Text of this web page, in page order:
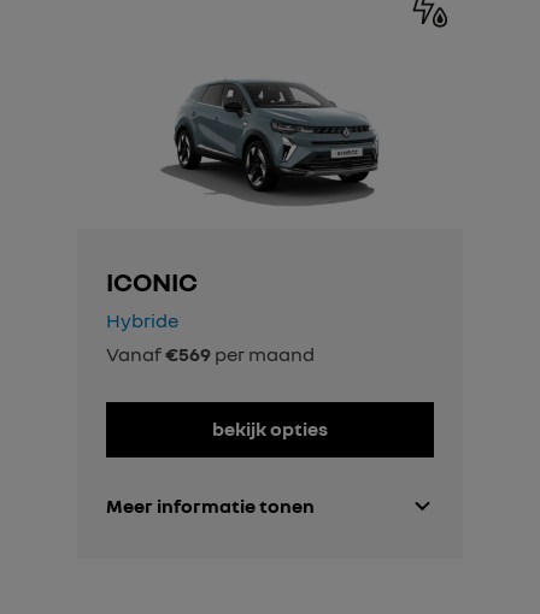
ICONIC
Hybride
Vanaf€569 per maand
bekijk opties
Meer informatie tonen